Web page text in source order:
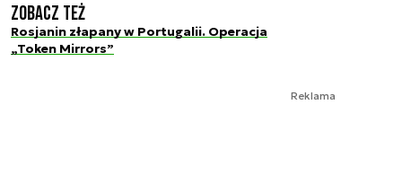
Zobacz też
Rosjanin złapany w Portugalii. Operacja
„Token Mirrors”
Reklama